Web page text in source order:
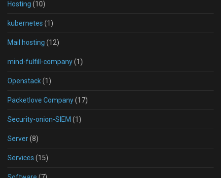
Hosting (10)
kubernetes (1)
Mail hosting (12)
mind-fulfill-company(1)
Openstack(1)
Packetlove Company(17)
Security-onion-SIEM (1)
Server(8)
Services (15)